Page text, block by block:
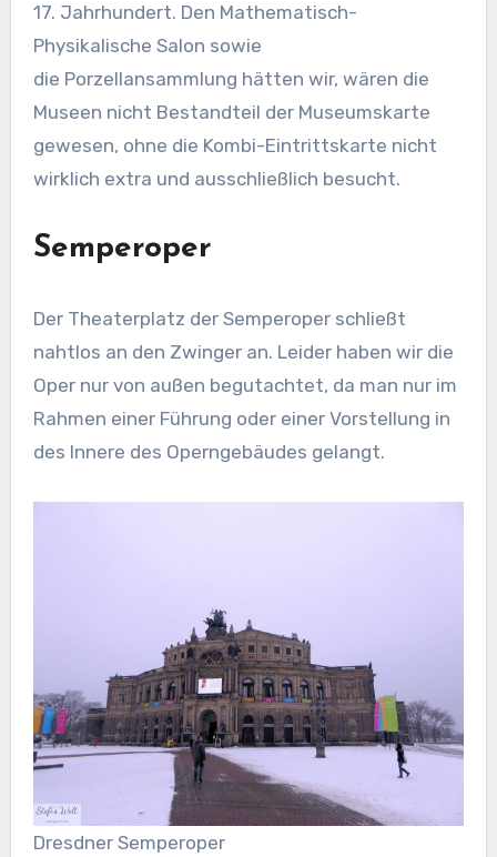
17. Jahrhundert. Den Mathematisch-
Physikalische Salon sowie
die Porzellansammlung hätten wir, wären die
Museen nicht Bestandteil der Museumskarte
gewesen, ohne die Kombi-Eintrittskarte nicht
wirklich extra und ausschließlich besucht.
Semperoper
Der Theaterplatz der Semperoper schließt
nahtlos an den Zwinger an. Leider haben wir die
Oper nur von außen begutachtet, da man nur im
Rahmen einer Führung oder einer Vorstellung in
des Innere des Operngebäudes gelangt.
Dresdner Semperoper